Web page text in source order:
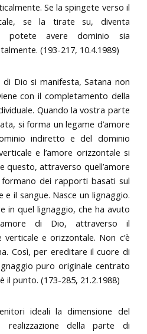
Se la spingete verso il
se la tirate su, diventa
potete avere dominio sia
(193-217, 10.4.1989)
Dio si manifesta, Satana non
con il completamento della
Quando la vostra parte
si forma un legame d’amore
indiretto e del dominio
e l’amore orizzontale si
questo, attraverso quell’amore
dei rapporti basati sul
il sangue. Nasce un lignaggio.
in quel lignaggio, che ha avuto
di Dio, attraverso il
e orizzontale. Non c’è
Così, per ereditare il cuore di
puro originale centrato
il punto. (173-285, 21.2.1988)
ideali la dimensione del
della parte di